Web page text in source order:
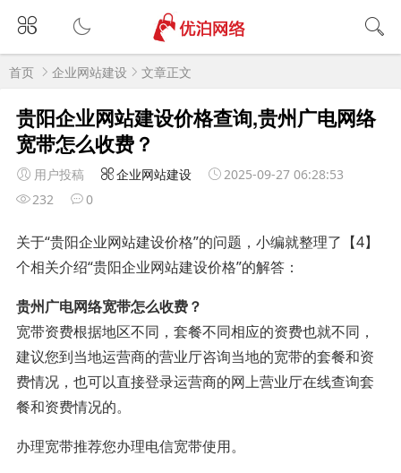
首页 企业网站建设 文章正文
贵阳企业网站建设价格查询,贵州广电网络
宽带怎么收费？
用户投稿 企业网站建设
2025-09-27 06:28:53
232
0
关于“贵阳企业网站建设价格”的问题，小编就整理了【4】
个相关介绍“贵阳企业网站建设价格”的解答：
贵州广电网络宽带怎么收费？
宽带资费根据地区不同，套餐不同相应的资费也就不同，
建议您到当地运营商的营业厅咨询当地的宽带的套餐和资
费情况，也可以直接登录运营商的网上营业厅在线查询套
餐和资费情况的。
办理宽带推荐您办理电信宽带使用。